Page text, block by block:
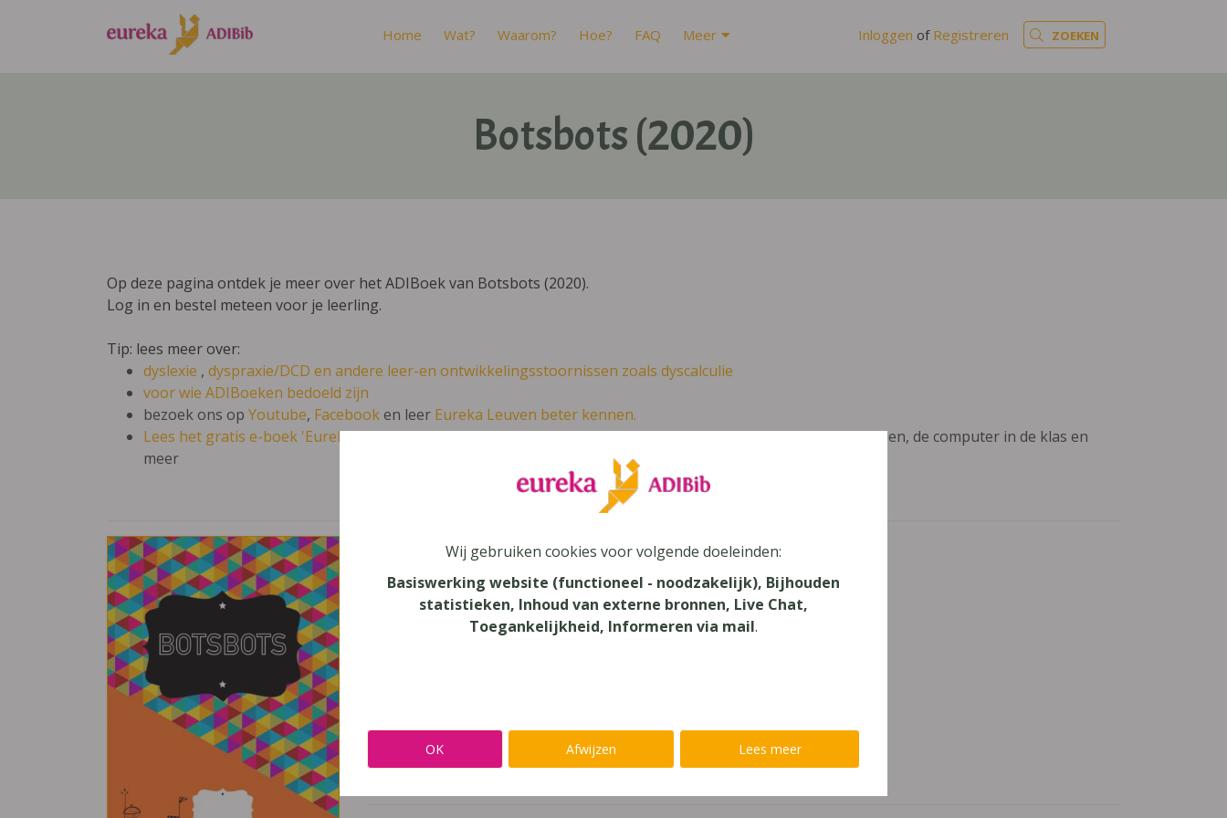
Home Wat? Waarom? Hoe? FAQ Meer Inloggen of Registreren ZOEKEN
Botsbots (2020)
Op deze pagina ontdek je meer over het ADIBoek van Botsbots (2020).
Log in en bestel meteen voor je leerling.
Tip: lees meer over:
dyslexie , dyspraxie/DCD en andere leer-en ontwikkelingsstoornissen zoals dyscalculie
voor wie ADIBoeken bedoeld zijn
bezoek ons op Youtube, Facebooken leer Eureka Leuven beter kennen.
Lees het gratis e-boek 'Eureka: leren en leven in je talent'en lees meer over thema's als redelijke aanpassingen, de computer in de klas en
meer
Botsbots (2020)
Vak
Uitgeverij
Wij gebruiken cookies voor volgende doeleinden:
Basiswerking website (functioneel - noodzakelijk), Bijhouden
statistieken, Inhoud van externe bronnen, Live Chat,
Toegankelijkheid, Informeren via mail.
OK Afwijzen Lees meer